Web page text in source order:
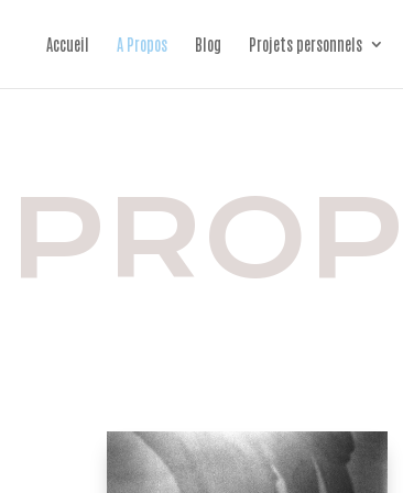
Accueil A Propos Blog Projets personnels